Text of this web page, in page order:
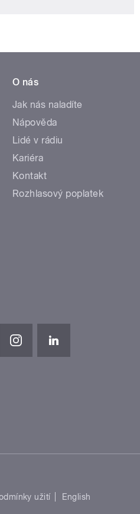
O nás
Jak nás naladíte
Nápověda
Lidé v rádiu
Kariéra
Kontakt
Rozhlasový poplatek
užití
English